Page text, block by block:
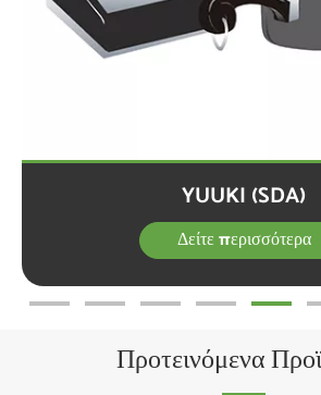
YUUKI (SDA)
Δείτε περισσότερα
Προτεινόμενα